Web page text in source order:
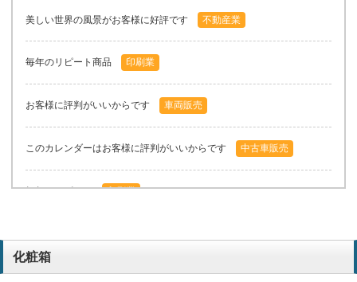
美しい世界の風景がお客様に好評です 不動産業
毎年のリピート商品 印刷業
お客様に評判がいいからです 車両販売
このカレンダーはお客様に評判がいいからです 中古車販売
毎年のリピート 印刷業
不動産
化粧箱